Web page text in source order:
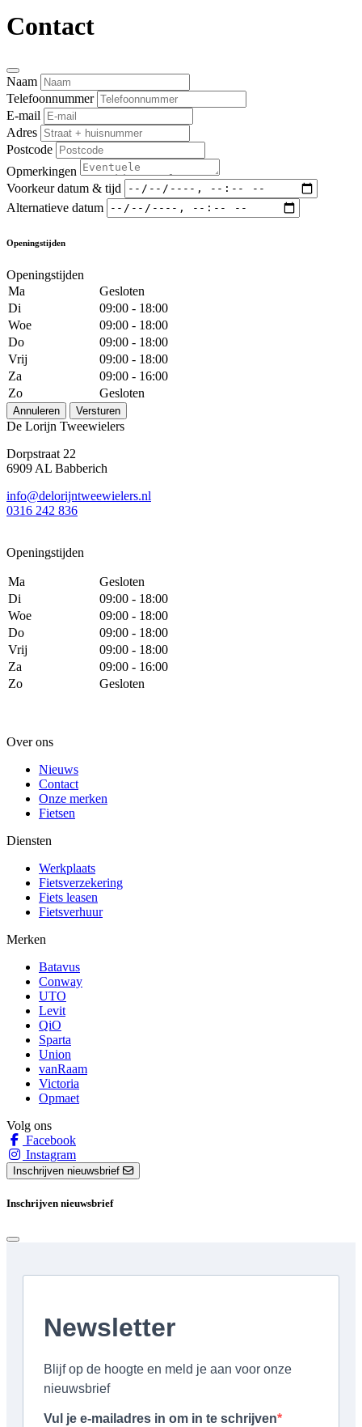
Contact
Naam
Telefoonnummer
E-mail
Adres
Postcode
Opmerkingen
Voorkeur datum & tijd
Alternatieve datum
Openingstijden
Openingstijden
Ma
Gesloten
Di
09:00 - 18:00
Woe
09:00 - 18:00
Do
09:00 - 18:00
Vrij
09:00 - 18:00
Za
09:00 - 16:00
Zo
Gesloten
Annuleren Versturen
De Lorijn Tweewielers
Dorpstraat 22
6909 AL Babberich
info@delorijntweewielers.nl
0316 242 836
Openingstijden
Ma
Gesloten
Di
09:00 - 18:00
Woe
09:00 - 18:00
Do
09:00 - 18:00
Vrij
09:00 - 18:00
Za
09:00 - 16:00
Zo
Gesloten
Over ons
Nieuws
Contact
Onze merken
Fietsen
Diensten
Werkplaats
Fietsverzekering
Fiets leasen
Fietsverhuur
Merken
Batavus
Conway
UTO
Levit
QiO
Sparta
Union
vanRaam
Victoria
Opmaet
Volg ons
Facebook
Instagram
Inschrijven nieuwsbrief
Inschrijven nieuwsbrief